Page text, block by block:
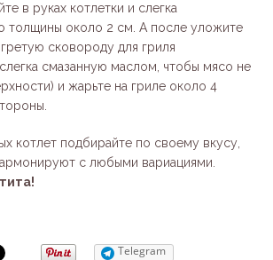
в руках котлетки и слегка
толщины около 2 см. А после уложите
сковороду для гриля
смазанную маслом, чтобы мясо не
и жарьте на гриле около 4
котлет подбирайте по своему вкусу,
с любыми вариациями.
Telegram